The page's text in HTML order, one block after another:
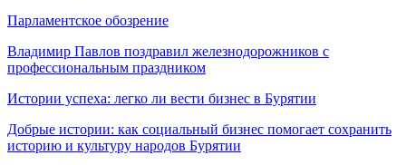
Парламентское обозрение
Владимир Павлов поздравил железнодорожников с
профессиональным праздником
Истории успеха: легко ли вести бизнес в Бурятии
Добрые истории: как социальный бизнес помогает сохранить
историю и культуру народов Бурятии